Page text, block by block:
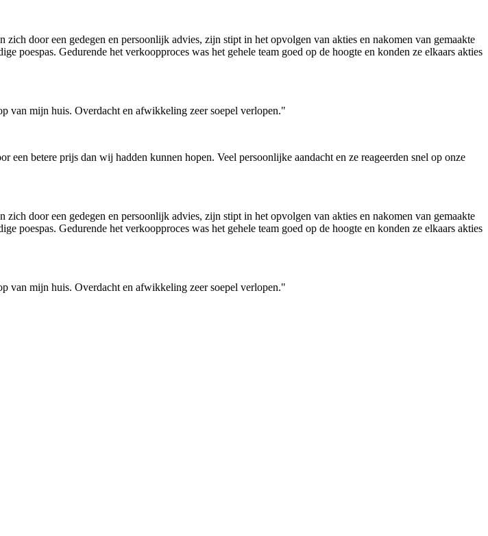
door een gedegen en persoonlijk advies, zijn stipt in het opvolgen van akties en nakomen van gemaakte
poespas. Gedurende het verkoopproces was het gehele team goed op de hoogte en konden ze elkaars akties
van mijn huis. Overdacht en afwikkeling zeer soepel verlopen."
betere prijs dan wij hadden kunnen hopen. Veel persoonlijke aandacht en ze reageerden snel op onze
door een gedegen en persoonlijk advies, zijn stipt in het opvolgen van akties en nakomen van gemaakte
poespas. Gedurende het verkoopproces was het gehele team goed op de hoogte en konden ze elkaars akties
van mijn huis. Overdacht en afwikkeling zeer soepel verlopen."